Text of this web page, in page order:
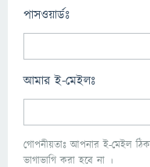
পাসওয়ার্ডঃ
আমার ই-মেইলঃ
গোপনীয়তাঃ আপনার ই-মেইল
ভাগাভাগি করা হবে না ।